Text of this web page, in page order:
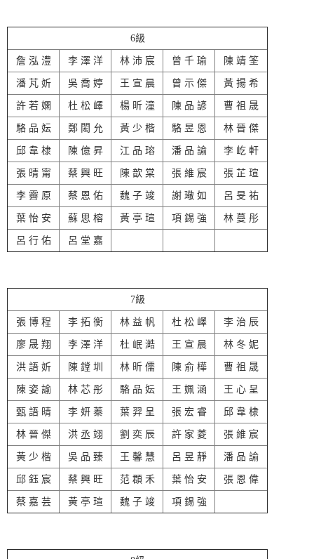
6級
詹 泓 澧 李 澤 洋 林 沛 宸 曾 千 瑜 陳 靖 筌
潘 芃 妡 吳 喬 婷 王 宣 晨 曾 示 傑 黃 揚 希
許 若 嫻 杜 松 嶧 楊 昕 潼 陳 品 諺 曹 祖 晟
駱 品 妘 鄭 閎 允 黃 少 楷 駱 昱 恩 林 晉 傑
邱 韋 棣 陳 億 昇 江 品 瑢 潘 品 諭 李 屹 軒
張 晴 甯 蔡 興 旺 陳 歆 棠 張 維 宸 張 芷 瑄
李 霽 原 蔡 恩 佑 魏 子 竣 謝 璥 如 呂 旻 祐
葉 怡 安 蘇 思 榕 黃 亭 瑄 項 錫 強 林 蔓 彤
呂 行 佑 呂 堂 嘉
7級
張 博 程 李 拓 衡 林 益 帆 杜 松 嶧 李 治 辰
廖 晟 翔 李 澤 洋 杜 岷 澔 王 宣 晨 林 冬 妮
洪 語 妡 陳 鏜 圳 林 昕 儒 陳 俞 樺 曹 祖 晟
陳 姿 諭 林 芯 彤 駱 品 妘 王 姵 涵 王 心 呈
甄 語 晴 李 妍 蓁 葉 羿 呈 張 宏 睿 邱 韋 棣
林 晉 傑 洪 丞 翊 劉 奕 辰 許 家 菱 張 維 宸
黃 少 楷 吳 品 臻 王 馨 慧 呂 昱 靜 潘 品 諭
邱 鈺 宸 蔡 興 旺 范 頵 禾 葉 怡 安 張 恩 偉
蔡 嘉 芸 黃 亭 瑄 魏 子 竣 項 錫 強